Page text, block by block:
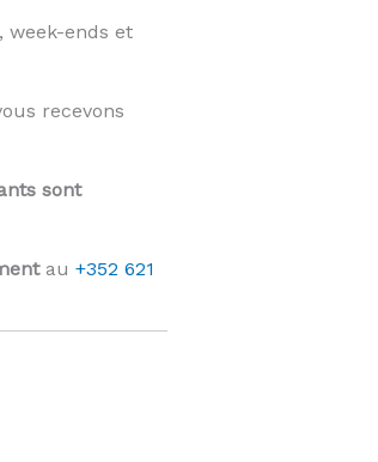
week-ends et
recevons
sont
au +352 621